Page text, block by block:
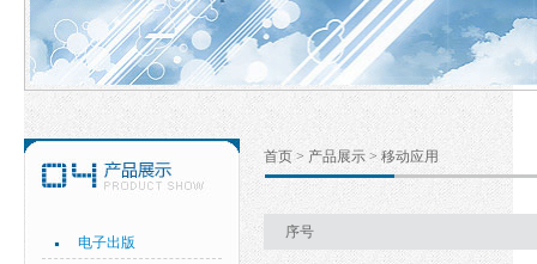
电子出版
首页 > 产品展示 > 移动应用
序号